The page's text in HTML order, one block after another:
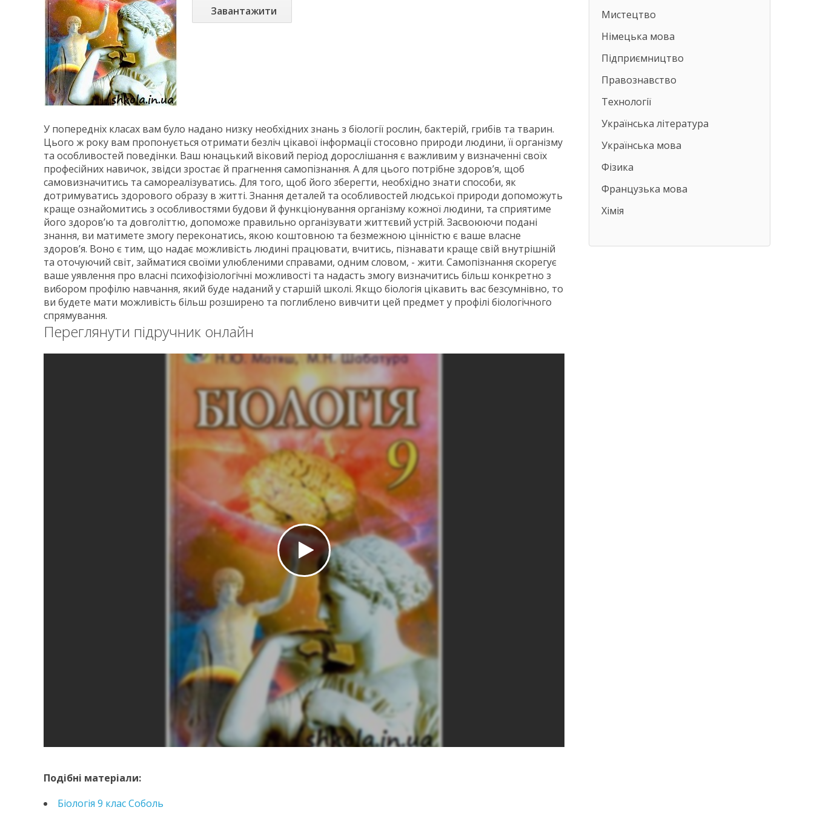
Завантажити
У попередніх класах вам було надано низку необхідних знань з біології рослин, бактерій, грибів та тварин.
Цього ж року вам пропонується отримати безліч цікавої інформації стосовно природи людини, її організму
та особливостей поведінки. Ваш юнацький віковий період дорослішання є важливим у визначенні своїх
професійних навичок, звідси зростає й прагнення самопізнання. А для цього потрібне здоров’я, щоб
самовизначитись та самореалізуватись. Для того, щоб його зберегти, необхідно знати способи, як
дотримуватись здорового образу в житті. Знання деталей та особливостей людської природи допоможуть
краще ознайомитись з особливостями будови й функціонування організму кожної людини, та сприятиме
його здоров’ю та довголіттю, допоможе правильно організувати життєвий устрій. Засвоюючи подані
знання, ви матимете змогу переконатись, якою коштовною та безмежною цінністю є ваше власне
здоров’я. Воно є тим, що надає можливість людині працювати, вчитись, пізнавати краще свій внутрішній
та оточуючий світ, займатися своїми улюбленими справами, одним словом, - жити. Самопізнання скорегує
ваше уявлення про власні психофізіологічні можливості та надасть змогу визначитись більш конкретно з
вибором профілю навчання, який буде наданий у старшій школі. Якщо біологія цікавить вас безсумнівно, то
ви будете мати можливість більш розширено та поглиблено вивчити цей предмет у профілі біологічного
спрямування.
Переглянути підручник онлайн
Подібні матеріали:
Біологія 9 клас Соболь
Мистецтво
Німецька мова
Підприємництво
Правознавство
Технології
Українська література
Українська мова
Фізика
Французька мова
Хімія